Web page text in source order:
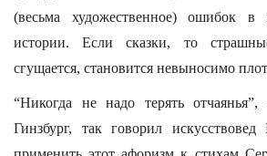
(весьма художественное) ошибок
истории. Если сказки, то
сгущается, становится невыносимо
“Никогда не надо терять
Гинзбург, так говорил